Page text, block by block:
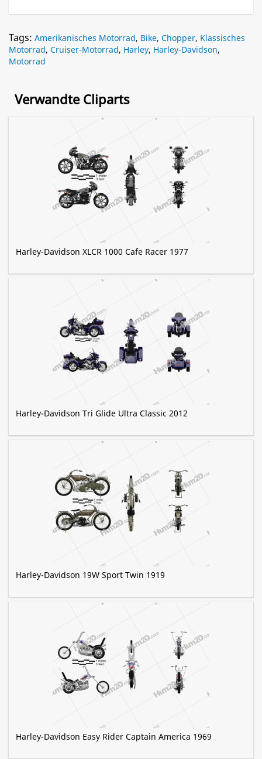
Tags: Amerikanisches Motorrad, Bike, Chopper, Klassisches
Motorrad, Cruiser-Motorrad, Harley, Harley-Davidson,
Motorrad
Verwandte Cliparts
Harley-Davidson XLCR 1000 Cafe Racer 1977
Harley-Davidson Tri Glide Ultra Classic 2012
Harley-Davidson 19W Sport Twin 1919
Harley-Davidson Easy Rider Captain America 1969